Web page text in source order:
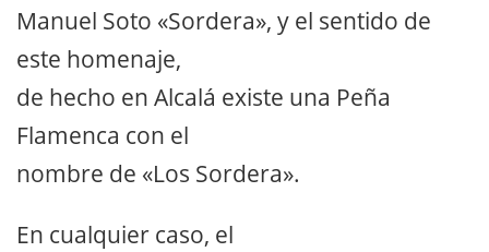
Manuel Soto «Sordera», y el sentido de
este homenaje,
de hecho en Alcalá existe una Peña
Flamenca con el
nombre de «Los Sordera».
En cualquier caso, el